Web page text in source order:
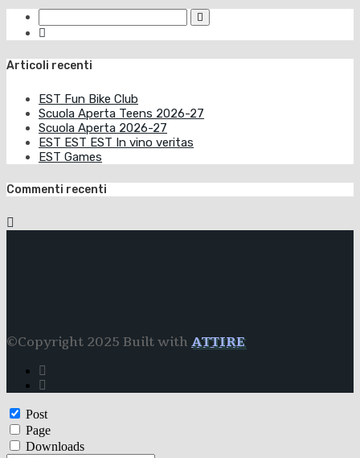
Articoli recenti
EST Fun Bike Club
Scuola Aperta Teens 2026-27
Scuola Aperta 2026-27
EST EST EST In vino veritas
EST Games
Commenti recenti
©Copyright 2025 Built with ATTIRE
Post
Page
Downloads